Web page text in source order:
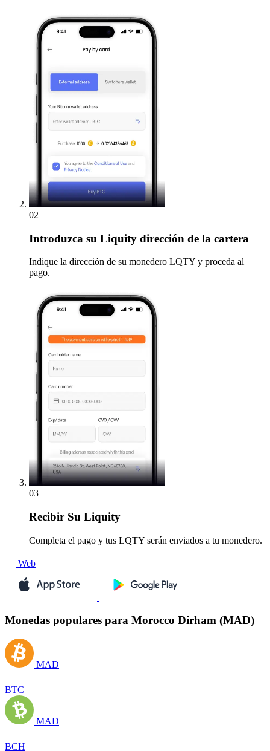
02
Introduzca su Liquity dirección de la cartera
Indique la dirección de su monedero LQTY y proceda al
pago.
03
Recibir Su Liquity
Completa el pago y tus LQTY serán enviados a tu monedero.
Web
Monedas populares para Morocco Dirham (MAD)
MAD
BTC
MAD
BCH